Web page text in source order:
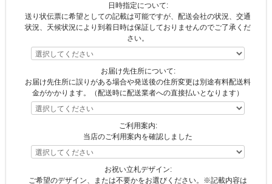
日時指定について:
送り状伝票に希望としての記載は可能ですが、配送会社の状況、交通
状況、天候状況により到着日時は保証しておりませんのでご了承くだ
さい。
お届け先住所について:
お届け先住所に誤りがある場合や発送後の住所変更は別途有料配送料
金がかかります。（配送時に配送業者への直接払いとなります）
ご利用案内:
当店のご利用案内を確認しました
お祝い立札デザイン:
ご希望のデザイン、または不要かをお選びください。※記載内容は